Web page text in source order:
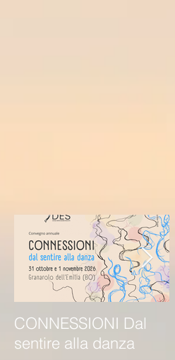
CONNESSIONI Dal
sentire alla danza